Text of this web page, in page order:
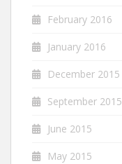
February 2016
January 2016
December 2015
September 2015
June 2015
May 2015